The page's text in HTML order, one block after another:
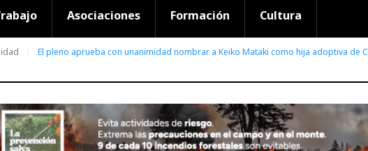
Asociaciones Formación Cultura
El pleno aprueba con unanimidad nombrar a Keiko Mataki como hija adoptiva de